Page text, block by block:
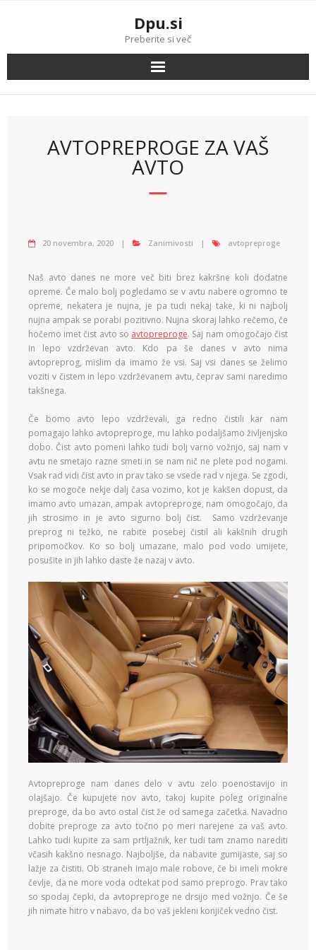
Dpu.si
Preberite si več
AVTOPREPROGE ZA VAŠ
AVTO
20 novembra, 2020 Zanimivosti avtopreproge
Naš avto danes ne more več biti brez kakršne koli dodatne
opreme. Če malo bolj pogledamo se v avtu nabere ogromno te
opreme, nekatera je nujna, je pa tudi nekaj take, ki ni najbolj
nujna ampak se porabi pozitivno. Nujna skoraj lahko rečemo, če
hočemo imet čist avto so avtopreproge. Saj nam omogočajo čist
in lepo vzdrževan avto. Kdo pa še danes v avto nima
avtopreprog, mislim da imamo že vsi. Saj vsi danes se želimo
voziti v čistem in lepo vzdrževanem avtu, čeprav sami naredimo
takšnega.
Če bomo avto lepo vzdrževali, ga redno čistili kar nam
pomagajo lahko avtopreproge, mu lahko podaljšamo življenjsko
dobo. Čist avto pomeni lahko tudi bolj varno vožnjo, saj nam v
avtu ne smetajo razne smeti in se nam nič ne plete pod nogami.
Vsak rad vidi čist avto in prav tako se vsede rad v njega. Se zgodi,
ko se mogoče nekje dalj časa vozimo, kot je kakšen dopust, da
imamo avto umazan, ampak avtopreproge, nam omogočajo, da
jih strosimo in je avto sigurno bolj čist. Samo vzdrževanje
preprog ni težko, ne rabite posebej čistil ali kakšnih drugih
pripomočkov. Ko so bolj umazane, malo pod vodo umijete,
posušite in jih lahko daste že nazaj v avto.
Avtopreproge nam danes delo v avtu zelo poenostavijo in
olajšajo. Če kupujete nov avto, takoj kupite poleg originalne
preproge, da bo avto ostal čist že od samega začetka. Navadno
dobite preproge za avto točno po meri narejene za vaš avto.
Lahko tudi kupite za sam prtljažnik, ker tudi tam znamo narediti
včasih kakšno nesnago. Najboljše, da nabavite gumijaste, saj so
lažje za čistiti. Ob straneh imajo male robove, če bi imeli mokre
čevlje, da ne more voda odtekat pod samo preprogo. Prav tako
so spodaj čepki, da avtopreproge ne drsijo med vožnjo. Če še
jih nimate hitro v nabavo, da bo vaš jekleni konjiček vedno čist.